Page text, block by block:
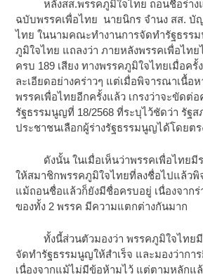
หลังสส.พรรคภูมิใจไทย ถอนชื่อร่าง
ฉบับพรรคเพื่อไทย นายนิกร จำนง สส. บั
ไทย ในนามคณะทำงานการจัดทำรัฐธรร
ภูมิใจไทย แถลงว่า ภายหลังพรรคเพื่อไท
ครบ 189 เสียง ทางพรรคภูมิใจไทยเมื่อครั้
ละเอียดอย่างคร่าวๆ แต่เมื่อพิจารณาเนื้อ
พรรคเพื่อไทยอีกครั้งแล้ว เกรงว่าจะขัดต่
รัฐธรรมนูญที่ 18/2568 ที่ระบุไว้ชัดว่า รัฐส
ประชาชนเลือกผู้ร่างรัฐธรรมนูญได้โดยตร
ดังนั้น ในเมื่อเห็นว่าพรรคเพื่อไทยมีร
ให้สมาชิกพรรคภูมิใจไทยที่ลงชื่อไปแล้ว
แม้ถอนชื่อแล้วก็ยังมีชื่อครบอยู่ เนื่องจาก
ของทั้ง 2 พรรค มีความแตกต่างกันมาก
ทั้งนี้ส่วนตัวมองว่า พรรคภูมิใจไทยมีค
จัดทำรัฐธรรมนูญให้สำเร็จ และมองว่ากา
เนื่องจากแม้ไม่มีข้อห้ามไว้ แต่ตามหลักแ